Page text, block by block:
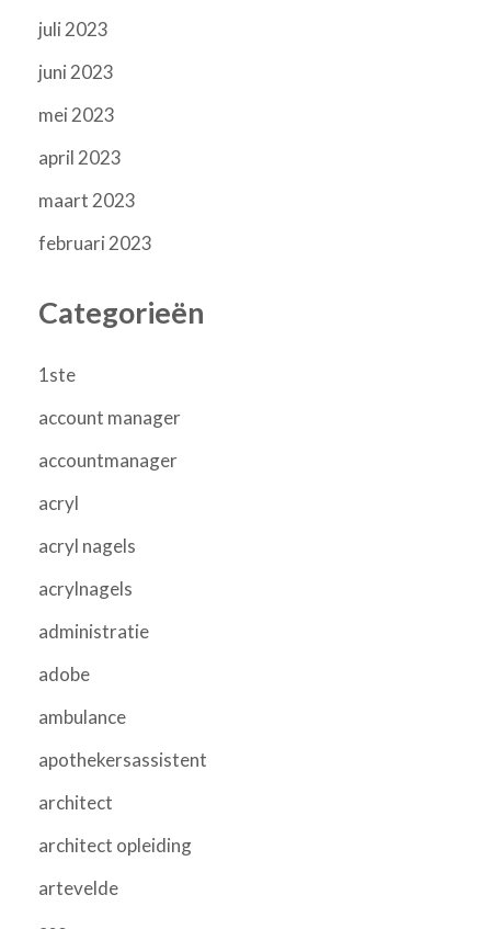
juli 2023
juni 2023
mei 2023
april 2023
maart 2023
februari 2023
Categorieën
1ste
account manager
accountmanager
acryl
acryl nagels
acrylnagels
administratie
adobe
ambulance
apothekersassistent
architect
architect opleiding
artevelde